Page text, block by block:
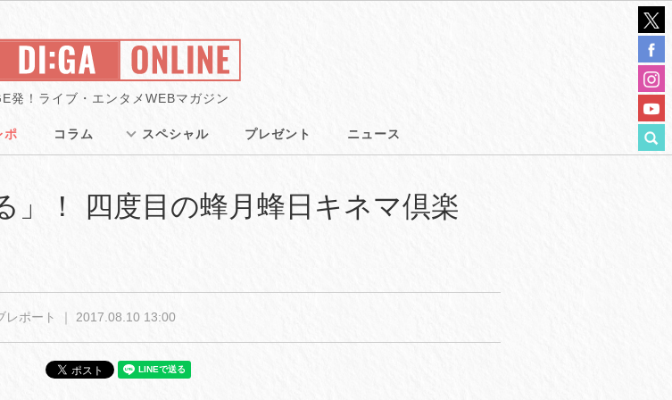
発！ライブ・エンタメWEBマガジン
ポ コラム スペシャル プレゼント ニュース
」！ 四度目の蜂月蜂日キネマ倶楽
レポート ｜ 2017.08.10 13:00